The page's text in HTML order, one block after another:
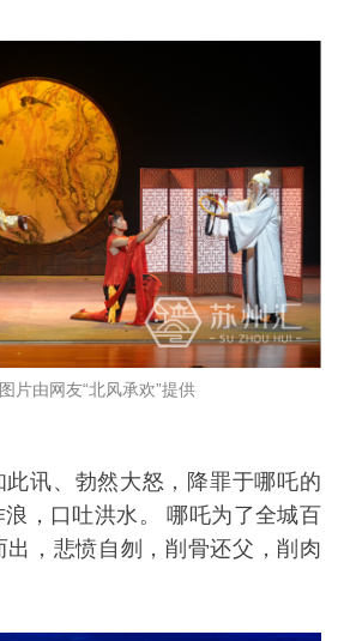
图片由网友“北风承欢”提供
此讯、勃然大怒，降罪于哪吒的
，口吐洪水。 哪吒为了全城百
出，悲愤自刎，削骨还父，削肉